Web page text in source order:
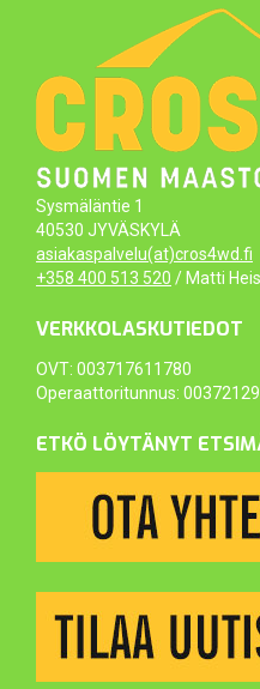
Sysmäläntie 1
40530 JYVÄSKYLÄ
asiakaspalvelu(at)cros4wd.fi
+358 400 513 520 / Matti
VERKKOLASKUTIEDOT
OVT: 003717611780
Operaattoritunnus:
ETKÖ LÖYTÄNYT